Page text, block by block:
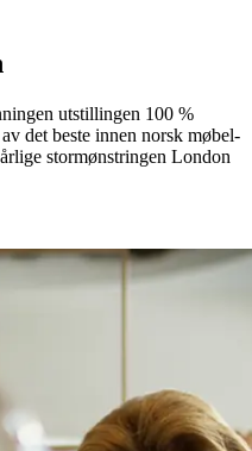
utstillingen 100 %
det beste innen norsk møbel-
stormønstringen London